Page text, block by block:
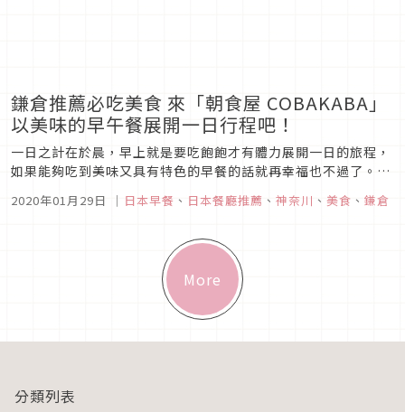
鎌倉推薦必吃美食 來「朝食屋 COBAKABA」
以美味的早午餐展開一日行程吧！
一日之計在於晨，早上就是要吃飽飽才有體力展開一日的旅程，
如果能夠吃到美味又具有特色的早餐的話就再幸福也不過了。這
COBAKABA」就是享用美味早餐或午餐的好選擇。販售的餐點
2020年01月29日 ｜ 日本早餐 、 日本餐廳推薦 、 神奈川 、 美食 、 鎌倉
More
分類列表